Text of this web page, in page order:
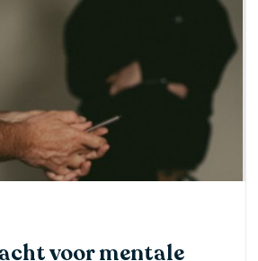
voor mentale